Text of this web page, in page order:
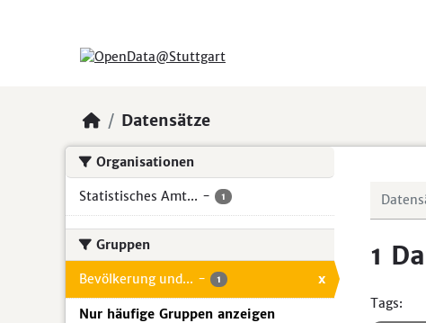
Datensätze
Organisationen
Statistisches Amt... - 1
Gruppen
Bevölkerung und... - 1 x
Nur häufige Gruppen anzeigen
1
Tags: